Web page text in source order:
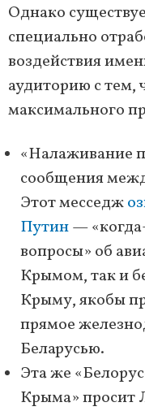
Однако
специально
воздействия
аудиторию с тем,
максимального
«Налаживание
сообщения
Этот месседж
Путин—
вопросы» об
Крымом, так и
Крыму, якобы
прямое
Беларусью.
Эта же
Крыма» просит